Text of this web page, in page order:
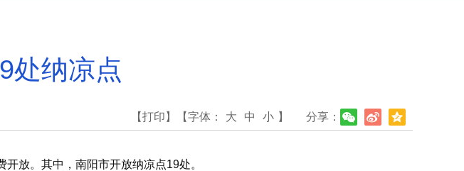
处纳凉点
分享：
【打印】 【字体： 大 中 小 】
放。其中，南阳市开放纳凉点19处。